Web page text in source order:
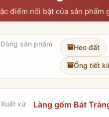
điểm nổi bật của sản phẩm
Dòng sản phẩm Heo đất
Ống tiết
Xuất xứ Làng gốm Bát